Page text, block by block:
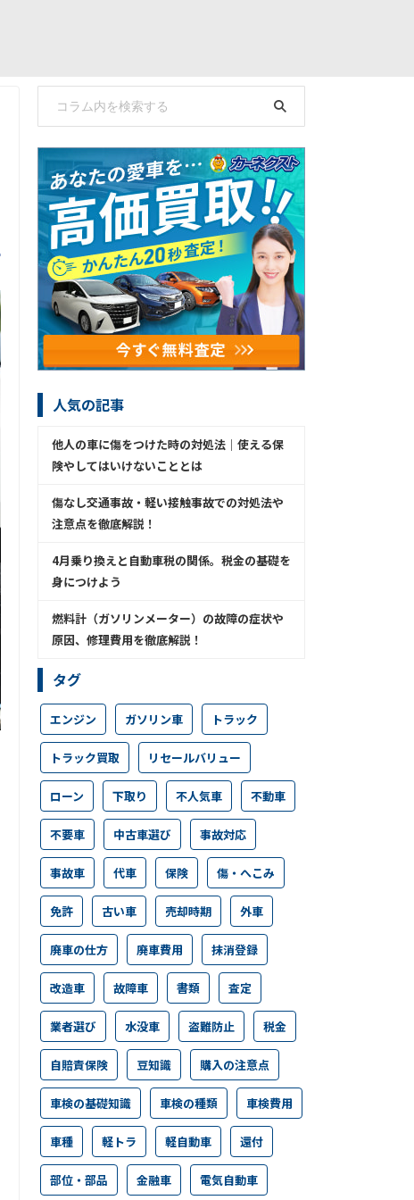
人気の記事
他人の車に傷をつけた時の対処法│使える保
険やしてはいけないこととは
傷なし交通事故・軽い接触事故での対処法や
注意点を徹底解説！
4月乗り換えと自動車税の関係。税金の基礎を
身につけよう
燃料計（ガソリンメーター）の故障の症状や
原因、修理費用を徹底解説！
タグ
エンジン ガソリン車 トラック
トラック買取 リセールバリュー
ローン 下取り 不人気車 不動車
不要車 中古車選び 事故対応
事故車 代車 保険 傷・へこみ
免許 古い車 売却時期 外車
廃車の仕方 廃車費用 抹消登録
改造車 故障車 書類 査定
業者選び 水没車 盗難防止 税金
自賠責保険 豆知識 購入の注意点
車検の基礎知識 車検の種類 車検費用
車種 軽トラ 軽自動車 還付
部位・部品 金融車 電気自動車